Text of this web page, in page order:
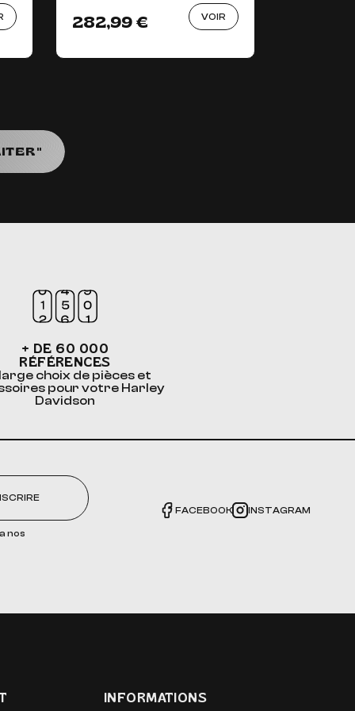
282,99 € VOIR
+ DE 60 000
RÉFÉRENCES
choix de pièces et
pour votre Harley
Davidson
nos
FACEBOOK INSTAGRAM
INFORMATIONS